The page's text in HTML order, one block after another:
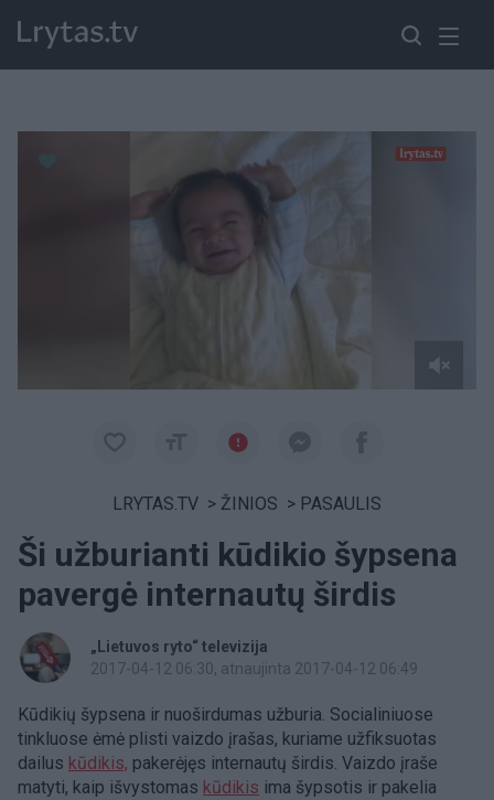
LRYTAS.TV > ŽINIOS > PASAULIS
Ši užburianti kūdikio šypsena
pavergė internautų širdis
„Lietuvos ryto“ televizija
2017-04-12 06:30, atnaujinta 2017-04-12 06:49
Kūdikių šypsena ir nuoširdumas užburia. Socialiniuose
tinkluose ėmė plisti vaizdo įrašas, kuriame užfiksuotas
dailus kūdikis, pakerėjęs internautų širdis. Vaizdo įraše
matyti, kaip išvystomas kūdikis ima šypsotis ir pakelia